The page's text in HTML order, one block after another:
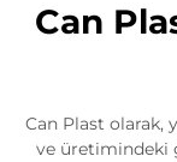
Can
Can Plast olarak,
ve üretimindeki